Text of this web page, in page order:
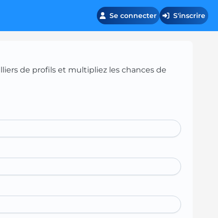
Se connecter S'inscrire
de profils et multipliez les chances de